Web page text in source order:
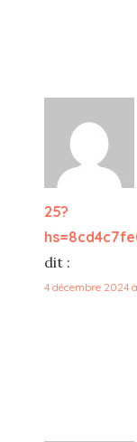
25?
dit :
4 décembre 2024